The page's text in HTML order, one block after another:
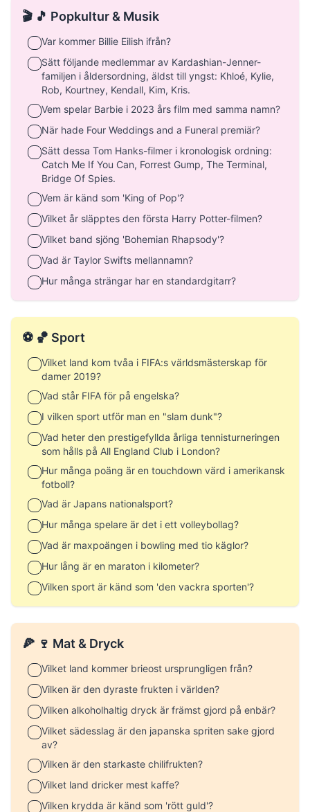
🎬 🎵 Popkultur & Musik
Var kommer Billie Eilish ifrån?
Sätt följande medlemmar av Kardashian-Jenner-
familjen i åldersordning, äldst till yngst: Khloé, Kylie,
Rob, Kourtney, Kendall, Kim, Kris.
Vem spelar Barbie i 2023 års film med samma namn?
När hade Four Weddings and a Funeral premiär?
Sätt dessa Tom Hanks-filmer i kronologisk ordning:
Catch Me If You Can, Forrest Gump, The Terminal,
Bridge Of Spies.
Vem är känd som 'King of Pop'?
Vilket år släpptes den första Harry Potter-filmen?
Vilket band sjöng 'Bohemian Rhapsody'?
Vad är Taylor Swifts mellannamn?
Hur många strängar har en standardgitarr?
⚽ 🏀 Sport
Vilket land kom tvåa i FIFA:s världsmästerskap för
damer 2019?
Vad står FIFA för på engelska?
I vilken sport utför man en "slam dunk"?
Vad heter den prestigefyllda årliga tennisturneringen
som hålls på All England Club i London?
Hur många poäng är en touchdown värd i amerikansk
fotboll?
Vad är Japans nationalsport?
Hur många spelare är det i ett volleybollag?
Vad är maxpoängen i bowling med tio käglor?
Hur lång är en maraton i kilometer?
Vilken sport är känd som 'den vackra sporten'?
🍕 🍷 Mat & Dryck
Vilket land kommer brieost ursprungligen från?
Vilken är den dyraste frukten i världen?
Vilken alkoholhaltig dryck är främst gjord på enbär?
Vilket sädesslag är den japanska spriten sake gjord
av?
Vilken är den starkaste chilifrukten?
Vilket land dricker mest kaffe?
Vilken krydda är känd som 'rött guld'?